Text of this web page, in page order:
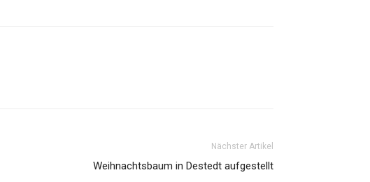
Nächster Artikel
Weihnachtsbaum in Destedt aufgestellt